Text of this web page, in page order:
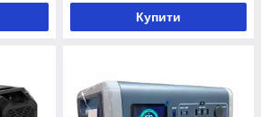
Купити